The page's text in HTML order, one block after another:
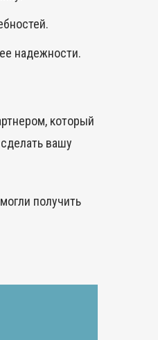
надежности.
который
вашу
получить